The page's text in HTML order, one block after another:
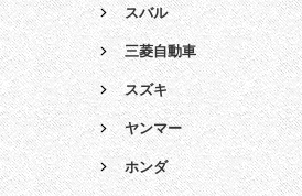
スバル
三菱自動車
スズキ
ヤンマー
ホンダ